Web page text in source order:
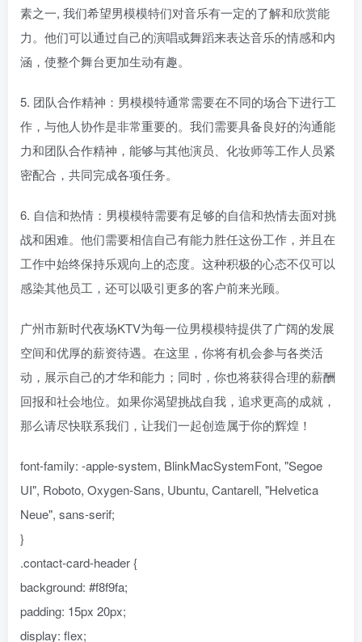
素之一, 我们希望男模模特们对音乐有一定的了解和欣赏能
力。他们可以通过自己的演唱或舞蹈来表达音乐的情感和内
涵，使整个舞台更加生动有趣。
5. 团队合作精神：男模模特通常需要在不同的场合下进行工
作，与他人协作是非常重要的。我们需要具备良好的沟通能
力和团队合作精神，能够与其他演员、化妆师等工作人员紧
密配合，共同完成各项任务。
6. 自信和热情：男模模特需要有足够的自信和热情去面对挑
战和困难。他们需要相信自己有能力胜任这份工作，并且在
工作中始终保持乐观向上的态度。这种积极的心态不仅可以
感染其他员工，还可以吸引更多的客户前来光顾。
广州市新时代夜场KTV为每一位男模模特提供了广阔的发展
空间和优厚的薪资待遇。在这里，你将有机会参与各类活
动，展示自己的才华和能力；同时，你也将获得合理的薪酬
回报和社会地位。如果你渴望挑战自我，追求更高的成就，
那么请尽快联系我们，让我们一起创造属于你的辉煌！
font-family: -apple-system, BlinkMacSystemFont, "Segoe
UI", Roboto, Oxygen-Sans, Ubuntu, Cantarell, "Helvetica
Neue", sans-serif;
}
.contact-card-header {
background: #f8f9fa;
padding: 15px 20px;
display: flex;